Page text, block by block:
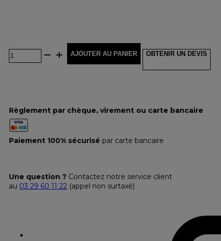
AJOUTER AU PANIER OBTENIR UN DEVIS
Règlement par chèque, virement ou carte bancaire
Paiement 100% sécurisé par carte bancaire
Une question ? Contactez notre service client
au 03 29 60 11 22 (appel non surtaxé)